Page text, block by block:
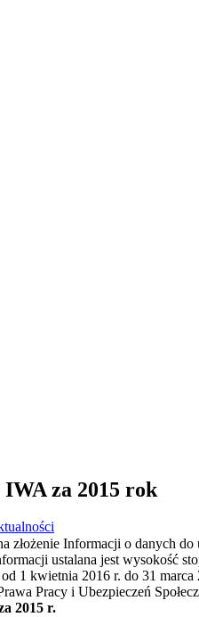
za 2015 rok
złożenie Informacji o danych
ustalana jest wysokość
1 kwietnia 2016 r. do 31
Pracy i Ubezpieczeń
2015 r.